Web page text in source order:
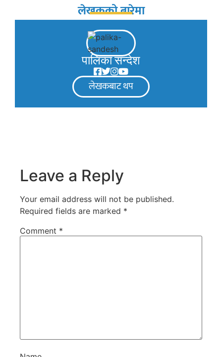
लेखकको बारेमा
पालिका सन्देश
लेखकबाट थप
Leave a Reply
Your email address will not be published.
Required fields are marked *
Comment *